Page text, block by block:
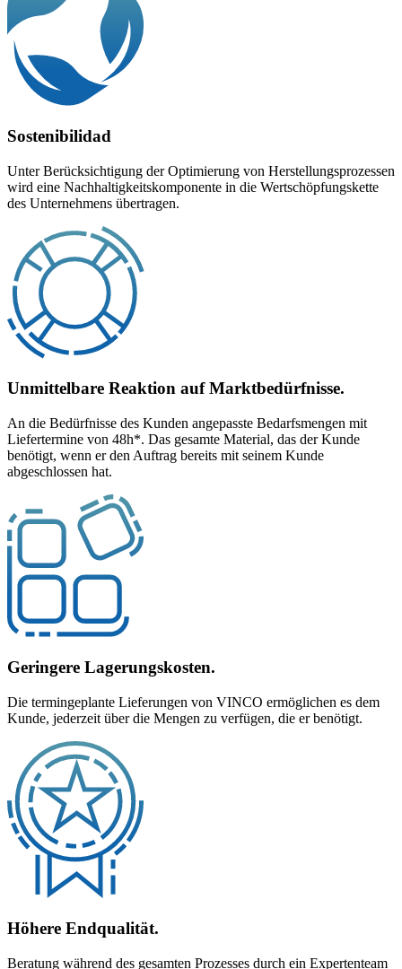
Sostenibilidad
Unter Berücksichtigung der Optimierung von Herstellungsprozessen
wird eine Nachhaltigkeitskomponente in die Wertschöpfungskette
des Unternehmens übertragen.
Unmittelbare Reaktion auf Marktbedürfnisse.
An die Bedürfnisse des Kunden angepasste Bedarfsmengen mit
Liefertermine von 48h*. Das gesamte Material, das der Kunde
benötigt, wenn er den Auftrag bereits mit seinem Kunde
abgeschlossen hat.
Geringere Lagerungskosten.
Die termingeplante Lieferungen von VINCO ermöglichen es dem
Kunde, jederzeit über die Mengen zu verfügen, die er benötigt.
Höhere Endqualität.
Beratung während des gesamten Prozesses durch ein Expertenteam